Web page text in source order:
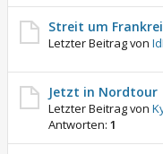
Streit um
Letzter Beitrag von
Jetzt in Nordtour
Letzter Beitrag von
Antworten: 1